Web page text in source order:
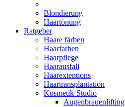
Blondierung
Haartönung
Ratgeber
Haare färben
Haarfarben
Haarpflege
Haarausfall
Haarextentions
Haartransplantation
Kosmetik-Studio
Augenbrauenlifting